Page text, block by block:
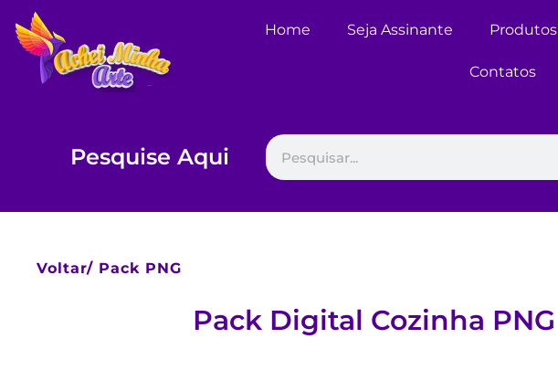
Home Seja Assinante Produtos
Contatos
Pesquise Aqui
Voltar/ Pack PNG
Pack Digital Cozinha PNG